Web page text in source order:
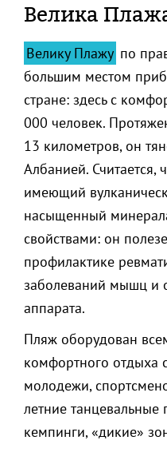
Велика
Велику Плажу по
большим местом
стране: здесь с
000 человек.
13 километров, он
Албанией. Считается,
имеющий
насыщенный
свойствами: он
профилактике
заболеваний мышц и
аппарата.
Пляж оборудован
комфортного отдыха
молодежи,
летние
кемпинги, «дикие»